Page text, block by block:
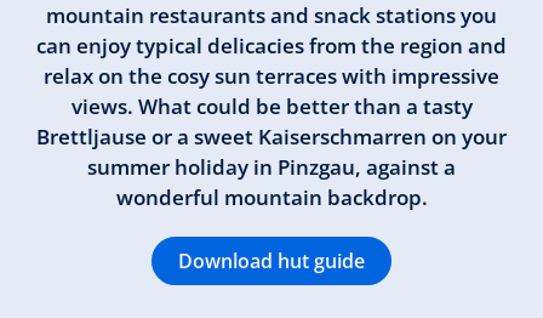
mountain restaurants and snack stations you
can enjoy typical delicacies from the region and
relax on the cosy sun terraces with impressive
views. What could be better than a tasty
Brettljause or a sweet Kaiserschmarren on your
summer holiday in Pinzgau, against a
wonderful mountain backdrop.
Download hut guide